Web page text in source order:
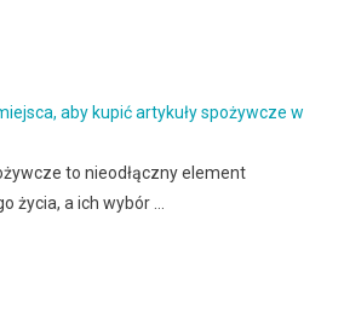
aby kupić artykuły spożywcze w
to nieodłączny element
życia, a ich wybór …